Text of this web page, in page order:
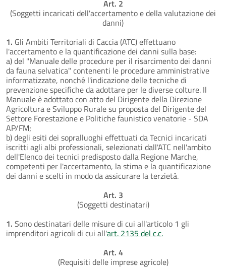
Art. 2
(Soggetti incaricati dell'accertamento e della valutazione dei
danni)
1. Gli Ambiti Territoriali di Caccia (ATC) effettuano
l'accertamento e la quantificazione dei danni sulla base:
a) del "Manuale delle procedure per il risarcimento dei danni
da fauna selvatica" contenenti le procedure amministrative
informatizzate, nonché l'indicazione delle tecniche di
prevenzione specifiche da adottare per le diverse colture. Il
Manuale è adottato con atto del Dirigente della Direzione
Agricoltura e Sviluppo Rurale su proposta del Dirigente del
Settore Forestazione e Politiche faunistico venatorie - SDA
AP/FM;
b) degli esiti dei sopralluoghi effettuati da Tecnici incaricati
iscritti agli albi professionali, selezionati dall'ATC nell'ambito
dell'Elenco dei tecnici predisposto dalla Regione Marche,
competenti per l'accertamento, la stima e la quantificazione
dei danni e scelti in modo da assicurare la terzietà.
Art. 3
(Soggetti destinatari)
1. Sono destinatari delle misure di cui all'articolo 1 gli
imprenditori agricoli di cui all'art. 2135 del c.c.
Art. 4
(Requisiti delle imprese agricole)